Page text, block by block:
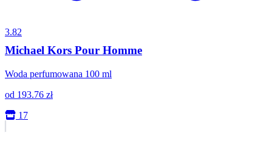
3.82
Michael Kors Pour Homme
Woda perfumowana 100 ml
od 193.76 zł
17